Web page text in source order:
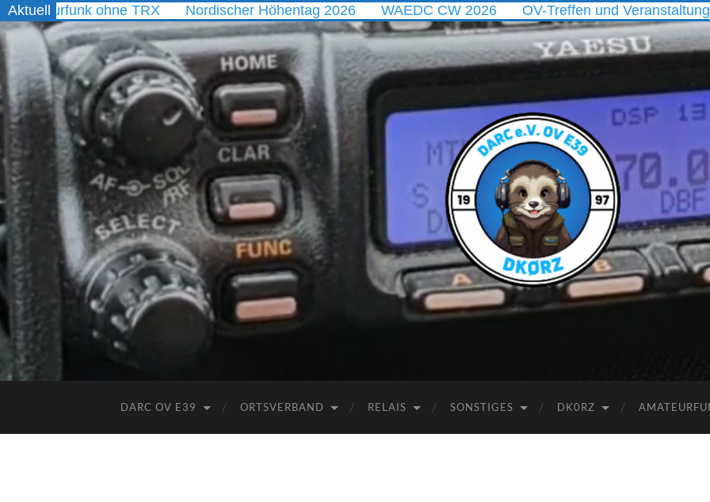
Aktuellohne TRX Nordischer Höhentag 2026 WAEDC CW 2026 OV-Treffen und Veranstaltungen im
DARC
DARC OV E39 ORTSVERBAND RELAIS SONSTIGES DK0RZ